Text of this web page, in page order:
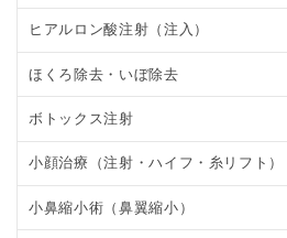
ヒアルロン酸注射（注入）
ほくろ除去・いぼ除去
ボトックス注射
小顔治療（注射・ハイフ・糸リフト）
小鼻縮小術（鼻翼縮小）